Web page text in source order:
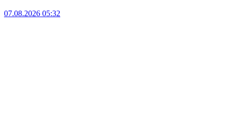
07.08.2026 05:32